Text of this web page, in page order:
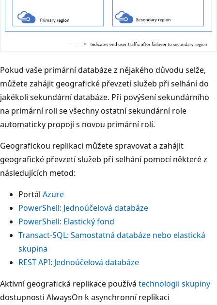
Pokud vaše primární databáze z nějakého důvodu selže,
můžete zahájit geografické převzetí služeb při selhání do
jakékoli sekundární databáze. Při povýšení sekundárního
na primární roli se všechny ostatní sekundární role
automaticky propojí s novou primární rolí.
Geografickou replikaci můžete spravovat a zahájit
geografické převzetí služeb při selhání pomocí některé z
následujících metod:
Portál Azure
PowerShell: Jednoúčelová databáze
PowerShell: Elastický fond
Transact-SQL: Samostatná databáze nebo elastická
skupina
REST API: Jednoúčelová databáze
Aktivní geografická replikace používá technologii skupiny
dostupnosti AlwaysOn k asynchronní replikaci